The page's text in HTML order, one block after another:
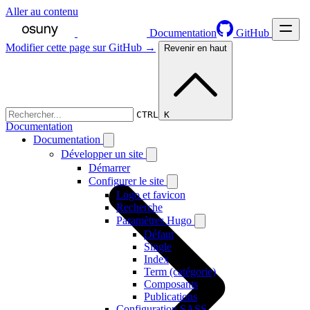
Aller au contenu
Documentation
GitHub
CTRL K
Documentation
Développer un site
Démarrer
Configurer le site
Logo et favicon
Recherche
Paramètres Hugo
Défaut
Single
Index
Term (catégorie)
Composants
Publications
Modifier cette page sur GitHub → Revenir en haut
Documentation